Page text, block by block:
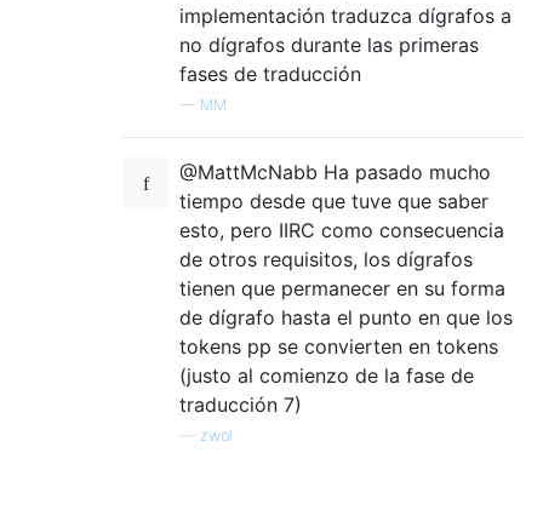
implementación traduzca dígrafos a
no dígrafos durante las primeras
fases de traducción
— MM
@MattMcNabb Ha pasado mucho
tiempo desde que tuve que saber
esto, pero IIRC como consecuencia
de otros requisitos, los dígrafos
tienen que permanecer en su forma
de dígrafo hasta el punto en que los
tokens pp se convierten en tokens
(justo al comienzo de la fase de
traducción 7)
zwol